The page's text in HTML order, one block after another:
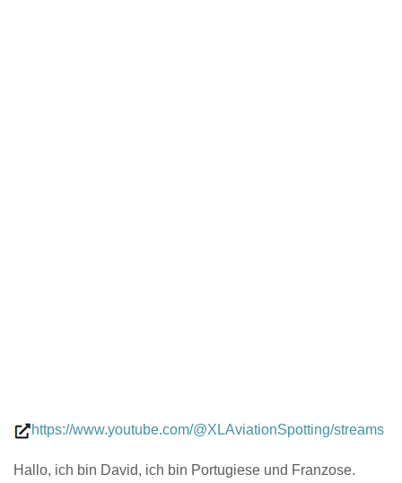
https://www.youtube.com/@XLAviationSpotting/streams
Hallo, ich bin David, ich bin Portugiese und Franzose.